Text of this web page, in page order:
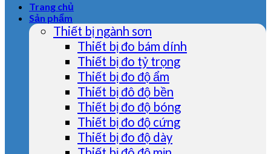
Trang chủ
Sản phẩm
Thiết bị ngành sơn
Thiết bị đo bám dính
Thiết bị đo tỷ trọng
Thiết bị đo độ ẩm
Thiết bị đô độ bền
Thiết bị đo độ bóng
Thiết bị đo độ cứng
Thiết bị đo độ dày